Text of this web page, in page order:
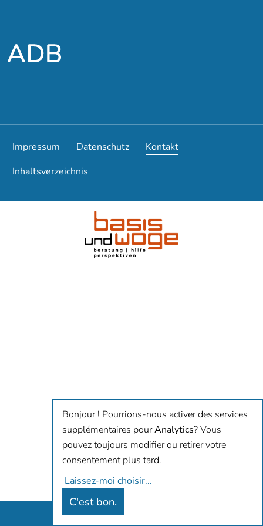
Impressum Datenschutz
Kontakt
Inhaltsverzeichnis
Antidiskriminierungsbüro Hamburg
Bonjour ! Pourrions-nous activer des services
supplémentaires pourAnalytics? Vous
pouvez toujours modifier ou retirer votre
consentement plus tard.
Laissez-moi choisir...
C'est bon.